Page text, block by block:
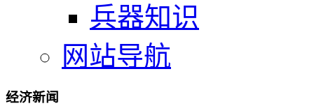
兵器知识
网站导航
经济新闻